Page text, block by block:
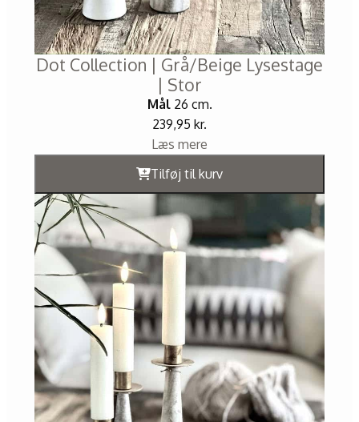
Dot Collection | Grå/Beige Lysestage
| Stor
Mål26 cm.
239,95 kr.
Læs mere
Tilføj til kurv